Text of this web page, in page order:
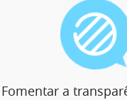
Fomentar a